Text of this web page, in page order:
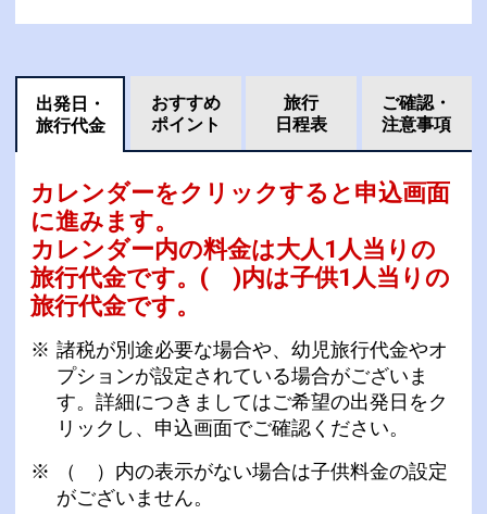
出発日・
旅行代金
おすすめ
ポイント
旅行
日程表
ご確認・
注意事項
カレンダーをクリックすると申込画面
に進みます。
カレンダー内の料金は大人1人当りの
旅行代金です。 ( )内は子供1人当りの
旅行代金です。
諸税が別途必要な場合や、幼児旅行代金やオ
プションが設定されている場合がございま
す。詳細につきましてはご希望の出発日をク
リックし、申込画面でご確認ください。
（ ）内の表示がない場合は子供料金の設定
がございません。